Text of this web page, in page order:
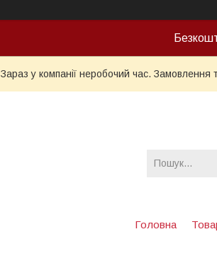
Зараз у компанії неробочий час.
Головна